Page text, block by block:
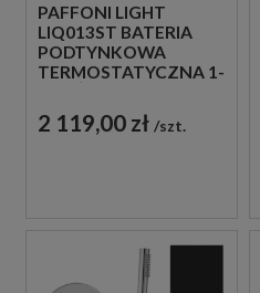
PAFFONI LIGHT
LIQ013ST BATERIA
PODTYNKOWA
TERMOSTATYCZNA 1-
SZCZOTKOWANA
2 119,00 zł szt.